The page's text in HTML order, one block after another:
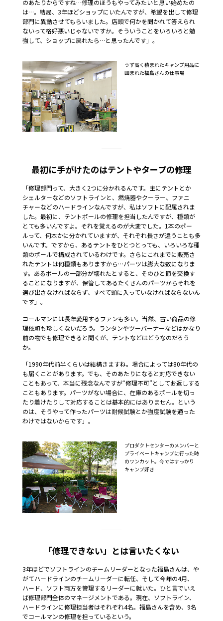
のあたりからですね…修理のほうもやってみたいと思い始めたの
は…。結局、3年ほどショップにいたんですが、希望を出して修理
部門に異動させてもらいました。店頭で何かを聞かれて答えられ
ないって格好悪いじゃないですか。そういうことをいろいろと勉
強して、ショップに戻れたら…と思ったんです」。
うず高く積まれたキャンプ用品に
囲まれた福島さんの仕事場
最初に手がけたのはテントやタープの修理
「修理部門って、大きく2つに分かれるんです。主にテントとか
シェルターなどのソフトラインと、燃焼器やクーラー、ファニ
チャーなどのハードラインなんですが、私はソフトに配属されま
した。最初に、テントポールの修理を担当したんですが、種類が
とても多いんですよ。それを覚えるのが大変でした。1本のポー
ルって、何本かに分かれていますが、それぞれ長さが違うことも多
いんです。ですから、あるテントをひとつとっても、いろいろな種
類のポールで構成されているわけです。さらにこれまでに販売さ
れたテントは何種類もありますから…パーツは膨大な数になりま
す。あるポールの一部分が壊れたとすると、そのひと節を交換す
ることになりますが、保管してあるたくさんのパーツからそれを
選び出さなければならず、すべて頭に入っていなければならないん
です」。
コールマンには長年愛用するファンも多い。当然、古い商品の修
理依頼も珍しくないだろう。ランタンやツーバーナーなどはかなり
前の物でも修理できると聞くが、テントなどはどうなのだろう
か。
「1990年代前半くらいは結構きますね。場合によっては80年代の
も届くことがあります。でも、そのあたりになると対応できない
こともあって、本当に残念なんですが“修理不可”としてお返しする
こともあります。パーツがない場合に、在庫のあるポールを切っ
たり着けたりして対応することは基本的にはありません。という
のは、そうやって作ったパーツは耐候試験とか強度試験を通った
わけではないからです」。
プロダクトセンターのメンバーと
プライベートキャンプに行った時
のワンカット。今ではすっかり
キャンプ好き…
「修理できない」とは言いたくない
3年ほどでソフトラインのチームリーダーとなった福島さんは、や
がてハードラインのチームリーダーに転任、そして今年の4月、
ハード、ソフト両方を管理するリーダーに就いた。ひと言でいえ
ば修理部門全体のマネージメントである。現在、ソフトライン、
ハードラインに修理担当者はそれぞれ4名。福島さんを含め、9名
でコールマンの修理を担っているという。